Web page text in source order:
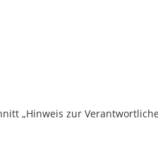
„Hinweis zur